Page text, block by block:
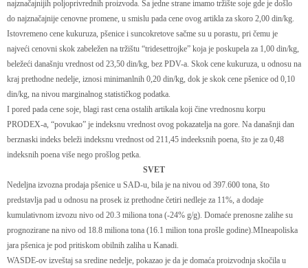
najznačajnijih poljoprivrednih proizvoda. Sa jedne strane imamo tržište soje gde je došlo
do najznačajnije cenovne promene, u smislu pada cene ovog artikla za skoro 2,00 din/kg.
Istovremeno cene kukuruza, pšenice i suncokretove sačme su u porastu, pri čemu je
najveći cenovni skok zabeležen na tržištu “tridesettrojke” koja je poskupela za 1,00 din/kg,
beležeći današnju vrednost od 23,50 din/kg, bez PDV-a. Skok cene kukuruza, u odnosu na
kraj prethodne nedelje, iznosi minimanlnih 0,20 din/kg, dok je skok cene pšenice od 0,10
din/kg, na nivou marginalnog statističkog podatka.
I pored pada cene soje, blagi rast cena ostalih artikala koji čine vrednosnu korpu
PRODEX-a, “povukao” je indeksnu vrednost ovog pokazatelja na gore. Na današnji dan
berznaski indeks beleži indeksnu vrednost od 211,45 indeeksnih poena, što je za 0,48
indeksnih poena više nego prošlog petka.
SVET
Nedeljna izvozna prodaja pšenice u SAD-u, bila je na nivou od 397.600 tona, što
predstavlja pad u odnosu na prosek iz prethodne četiri nedleje za 11%, a dodaje
kumulativnom izvozu nivo od 20.3 miliona tona (-24% g/g). Domaće prenosne zalihe su
prognozirane na nivo od 18.8 miliona tona (16.1 milion tona prošle godine).MIneapoliska
jara pšenica je pod pritiskom obilnih zaliha u Kanadi.
WASDE-ov izveštaj sa sredine nedelje, pokazao je da je domaća proizvodnja skočila u